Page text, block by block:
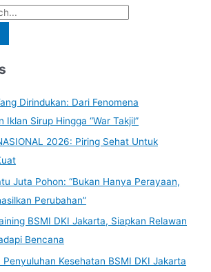
Dirindukan: Dari Fenomena
Iklan Sirup Hingga “War Takjil”
2026: Piring Sehat Untuk
Juta Pohon: “Bukan Hanya Perayaan,
Perubahan”
BSMI DKI Jakarta, Siapkan Relawan
Bencana
Penyuluhan Kesehatan BSMI DKI Jakarta